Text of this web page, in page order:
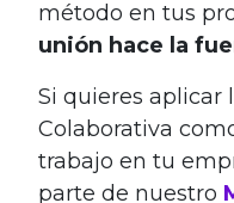
método en tus
unión hace la
Si quieres aplicar
Colaborativa
trabajo en tu
parte de nuestro